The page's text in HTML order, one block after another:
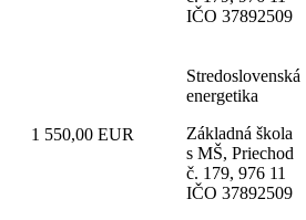
IČO 37892509
1 550,00 EUR
Stredoslovenská
energetika
Základná škola
s MŠ, Priechod
č. 179, 976 11
IČO 37892509